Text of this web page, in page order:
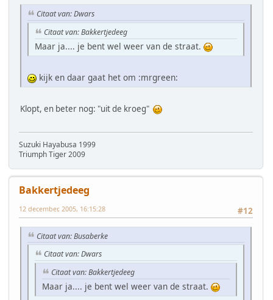
Citaat van: Dwars
Citaat van: Bakkertjedeeg
Maar ja.... je bent wel weer van de straat.
kijk en daar gaat het om :mrgreen:
Klopt, en beter nog: "uit de kroeg"
Suzuki Hayabusa 1999
Triumph Tiger 2009
Bakkertjedeeg
#12
12 december, 2005, 16:15:28
Citaat van: Busaberke
Citaat van: Dwars
Citaat van: Bakkertjedeeg
Maar ja.... je bent wel weer van de straat.